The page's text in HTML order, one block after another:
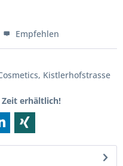
Empfehlen
Kistlerhofstrasse
erhältlich!